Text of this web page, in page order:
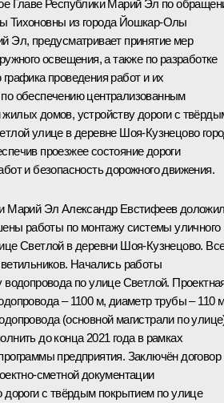
Главе Республики Марий Эл по
Тихоновны из города Йошкар-Олы
Эл, предусматривает принятие мер
освещения, а также по разработке
проведения работ и их
обеспечению централизованным
домов, устройству дороги с
улице в деревне Шоя-Кузнецово
проезжее состояние дороги
и безопасность дорожного движения.
Марий Эл Александр Евстифеев
работы по монтажу системы уличного
Светлой в деревни Шоя-Кузнецово.
Начались работы
водопровода по улице Светлой.
– 1100 м, диаметр трубы – 110
(основной магистрали по
до конца 2021 года в рамках
предприятия. Заключён договор
сметной документации
дороги с твёрдым покрытием по улице